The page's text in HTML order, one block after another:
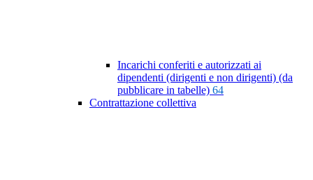
Incarichi conferiti e autorizzati ai
dipendenti (dirigenti e non dirigenti) (da
pubblicare in tabelle) 64
Contrattazione collettiva